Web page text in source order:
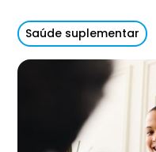
Saúde suplementar